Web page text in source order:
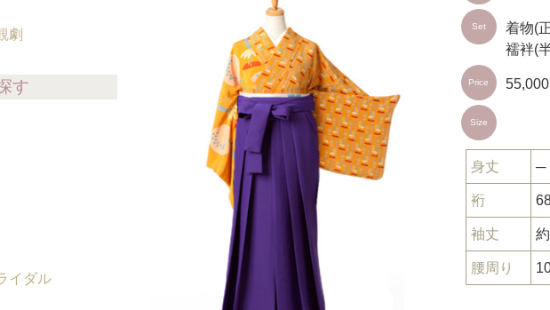
Set
着物(
襦袢(
Price 55,000
Size
身丈 ─
裄
袖丈
腰周り
劇
す
イダル